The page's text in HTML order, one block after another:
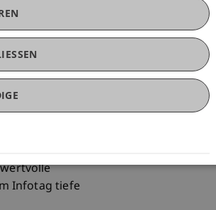
die Aus- und
auch einen
können in
Mit
Infotag tiefe